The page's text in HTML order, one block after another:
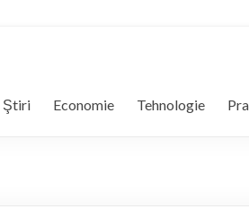
Ştiri Economie Tehnologie